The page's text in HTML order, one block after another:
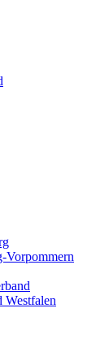
Vorpommern
Westfalen